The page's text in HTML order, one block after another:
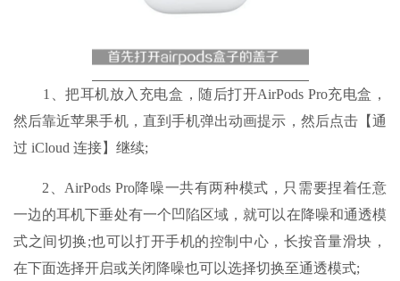
1、把耳机放入充电盒，随后打开AirPods Pro充电盒，
然后靠近苹果手机，直到手机弹出动画提示，然后点击【通
过 iCloud 连接】继续;
2、AirPods Pro降噪一共有两种模式，只需要捏着任意
一边的耳机下垂处有一个凹陷区域，就可以在降噪和通透模
式之间切换;也可以打开手机的控制中心，长按音量滑块，
在下面选择开启或关闭降噪也可以选择切换至通透模式;